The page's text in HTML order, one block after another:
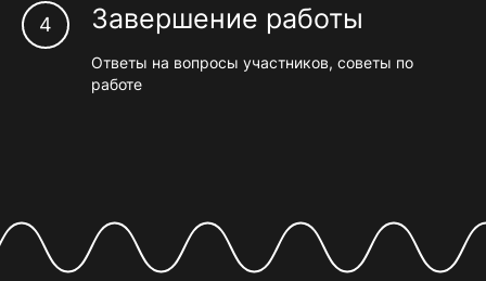
Завершение работы
Ответы на вопросы участников, советы по
работе